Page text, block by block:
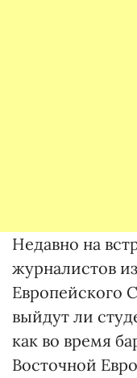
Недавно на
журналистов
Европейского
выйдут ли
как во время
Восточной